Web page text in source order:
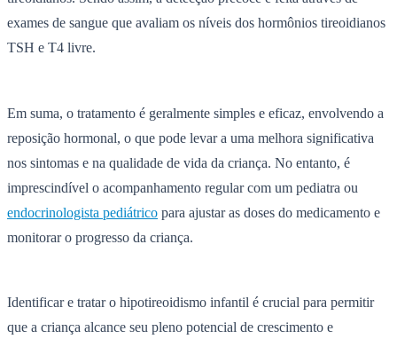
exames de sangue que avaliam os níveis dos hormônios tireoidianos
TSH e T4 livre.
Em suma, o tratamento é geralmente simples e eficaz, envolvendo a
reposição hormonal, o que pode levar a uma melhora significativa
nos sintomas e na qualidade de vida da criança. No entanto, é
imprescindível o acompanhamento regular com um pediatra ou
endocrinologista pediátrico para ajustar as doses do medicamento e
monitorar o progresso da criança.
Identificar e tratar o hipotireoidismo infantil é crucial para permitir
que a criança alcance seu pleno potencial de crescimento e